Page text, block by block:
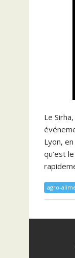
Le
Lyon,
qu’est
agro-